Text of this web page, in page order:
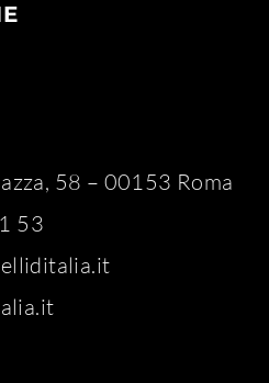
58 – 00153 Roma
53